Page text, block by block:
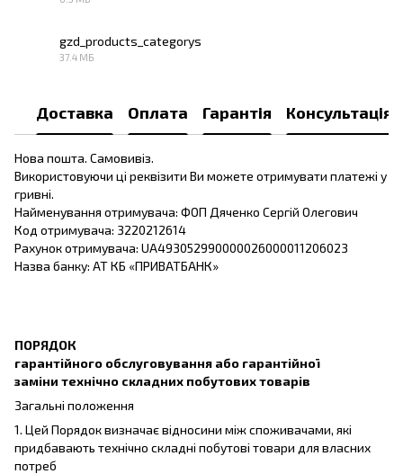
gzd_products_categorys
37.4 МБ
Доставка Оплата Гарантія Консультація
Нова пошта. Самовивіз.
Використовуючи ці реквізити Ви можете отримувати платежі у
гривні.
Найменування отримувача: ФОП Дяченко Сергій Олегович
Код отримувача: 3220212614
Рахунок отримувача: UA493052990000026000011206023
Назва банку: АТ КБ «ПРИВАТБАНК»
ПОРЯДОК
гарантійного обслуговування або гарантійної
заміни технічно складних побутових товарів
Загальні положення
1. Цей Порядок визначає відносини між споживачами, які
придбавають технічно складні побутові товари для власних
потреб